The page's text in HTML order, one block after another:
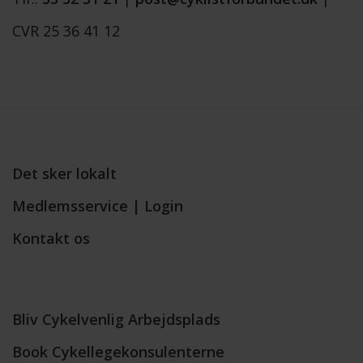
CVR 25 36 41 12
Det sker lokalt
Medlemsservice | Login
Kontakt os
Bliv Cykelvenlig Arbejdsplads
Book Cykellegekonsulenterne